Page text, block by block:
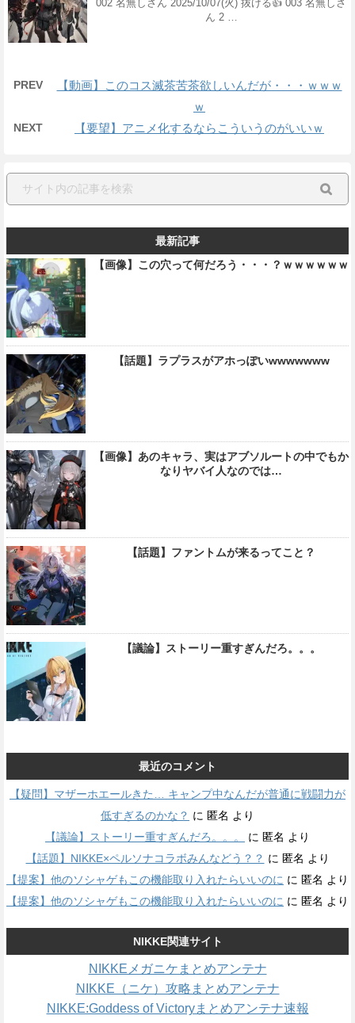
002 名無しさん 2025/10/07(火) 抜ける👍 003 名無しさ
ん 2 …
PREV
【動画】このコス滅茶苦茶欲しいんだが・・・ｗｗｗ
ｗ
NEXT 【要望】アニメ化するならこういうのがいいｗ
最新記事
【画像】この穴って何だろう・・・？ｗｗｗｗｗｗ
【話題】ラプラスがアホっぽいwwwwwww
【画像】あのキャラ、実はアブソルートの中でもか
なりヤバイ人なのでは…
【話題】ファントムが来るってこと？
【議論】ストーリー重すぎんだろ。。。
最近のコメント
【疑問】マザーホエールきた… キャンプ中なんだが普通に戦闘力が
低すぎるのかな？ に 匿名 より
【議論】ストーリー重すぎんだろ。。。
に 匿名 より
【話題】NIKKE×ペルソナコラボみんなどう？？ に 匿名 より
【提案】他のソシャゲもこの機能取り入れたらいいのに に 匿名 より
【提案】他のソシャゲもこの機能取り入れたらいいのに に 匿名 より
NIKKE関連サイト
NIKKEメガニケまとめアンテナ
NIKKE（ニケ）攻略まとめアンテナ
NIKKE:Goddess of Victoryまとめアンテナ速報